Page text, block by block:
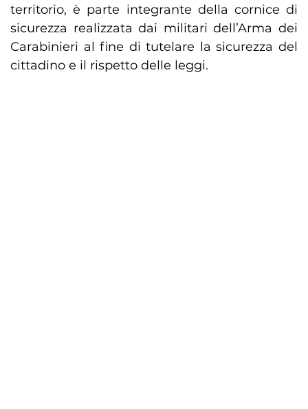
territorio, è parte integrante della cornice di
sicurezza realizzata dai militari dell’Arma dei
Carabinieri al fine di tutelare la sicurezza del
cittadino e il rispetto delle leggi.